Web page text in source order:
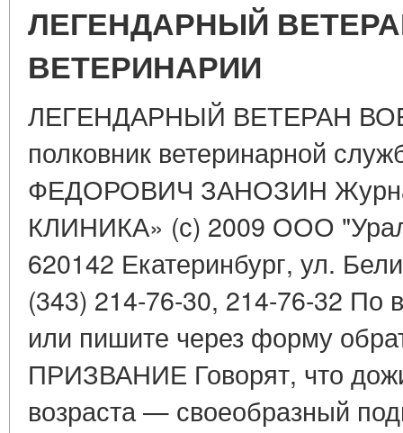
ЛЕГЕНДАРНЫЙ
ВЕТЕРИНАРИИ
ЛЕГЕНДАРНЫЙ ВЕТЕРАН
полковник ветеринарной
ФЕДОРОВИЧ ЗАНОЗИН
КЛИНИКА» (с) 2009 ООО
620142 Екатеринбург, ул.
(343) 214-76-30, 214-76-32 По
или пишите через форму
ПРИЗВАНИЕ Говорят, что
возраста — своеобразный